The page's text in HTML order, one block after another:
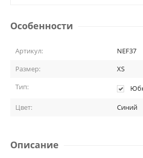
Особенности
Артикул:
NEF37
Размер:
XS
Тип:
Цвет: Синий
Описание